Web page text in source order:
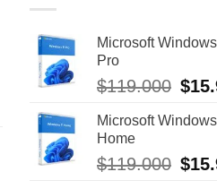
Microsoft
Pro
$119.000 El
$
Microsoft
Home
$119.000 El
$